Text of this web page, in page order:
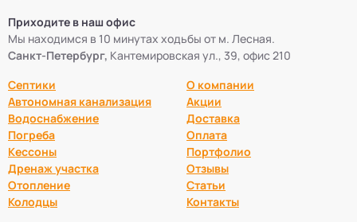
Приходите в наш офис
Мы находимся в 10 минутах ходьбы от м. Лесная.
Санкт-Петербург, Кантемировская ул., 39, офис 210
Септики
Автономная канализация
Водоснабжение
Погреба
Кессоны
Дренаж участка
Отопление
Колодцы
О компании
Акции
Доставка
Оплата
Портфолио
Отзывы
Статьи
Контакты